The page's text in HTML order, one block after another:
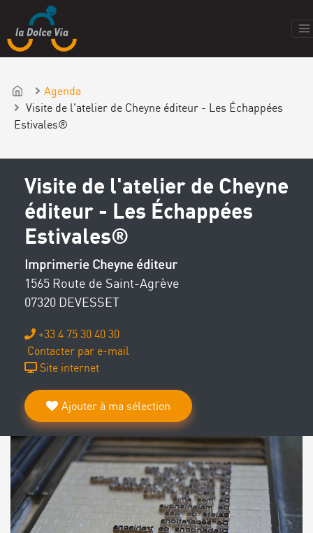
Agenda
Visite de l'atelier de Cheyne éditeur - Les Échappées
Estivales®
Visite de l'atelier de Cheyne
éditeur - Les Échappées
Estivales®
Imprimerie Cheyne éditeur
1565 Route de Saint-Agrève
07320 DEVESSET
+33 4 75 30 40 30
Contacter par e-mail
Site internet
Ajouter à ma sélection